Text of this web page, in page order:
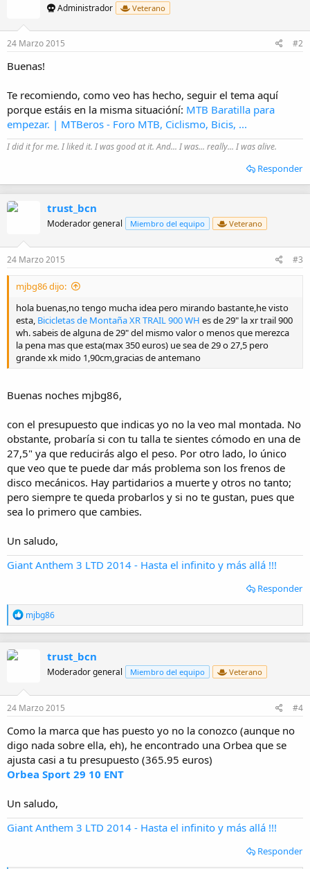
Administrador Veterano
24 Marzo 2015 #2
Buenas!
Te recomiendo, como veo has hecho, seguir el tema aquí
porque estáis en la misma situacióní: MTB Baratilla para
empezar. | MTBeros - Foro MTB, Ciclismo, Bicis, ...
I did it for me. I liked it. I was good at it. And... I was... really... I was alive.
Responder
trust_bcn
Moderador general Miembro del equipo Veterano
24 Marzo 2015 #3
mjbg86 dijo:
hola buenas,no tengo mucha idea pero mirando bastante,he visto
esta, Bicicletas de Montaña XR TRAIL 900 WH es de 29" la xr trail 900
wh. sabeis de alguna de 29" del mismo valor o menos que merezca
la pena mas que esta(max 350 euros) ue sea de 29 o 27,5 pero
grande xk mido 1,90cm,gracias de antemano
Buenas noches mjbg86,
con el presupuesto que indicas yo no la veo mal montada. No
obstante, probaría si con tu talla te sientes cómodo en una de
27,5" ya que reducirás algo el peso. Por otro lado, lo único
que veo que te puede dar más problema son los frenos de
disco mecánicos. Hay partidarios a muerte y otros no tanto;
pero siempre te queda probarlos y si no te gustan, pues que
sea lo primero que cambies.
Un saludo,
Giant Anthem 3 LTD 2014 - Hasta el infinito y más allá !!!
Responder
R
e
a
n
e
s
mjbg86
trust_bcn
Moderador general Miembro del equipo Veterano
24 Marzo 2015 #4
Como la marca que has puesto yo no la conozco (aunque no
digo nada sobre ella, eh), he encontrado una Orbea que se
ajusta casi a tu presupuesto (365.95 euros)
Orbea Sport 29 10 ENT
Un saludo,
Giant Anthem 3 LTD 2014 - Hasta el infinito y más allá !!!
Responder